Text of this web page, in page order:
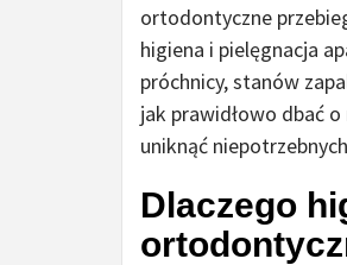
ortodontyczne
higiena i pielęgnacja
próchnicy, stanów
jak prawidłowo dbać
uniknąć
Dlaczego